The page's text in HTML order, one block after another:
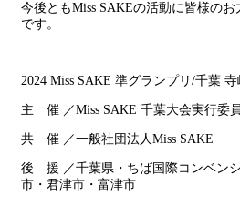
今後ともMiss SAKEの活動に皆様の
です。
2024 Miss SAKE 準グランプリ/千葉
主 催 ／Miss SAKE 千葉大会実行委
共 催 ／一般社団法人Miss SAKE
後 援 ／千葉県・ちば国際コンベン
市・君津市・富津市